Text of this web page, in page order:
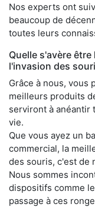
Nos experts ont
beaucoup de
toutes leurs
Quelle s'avère
l'invasion des
Grâce à nous, vous
meilleurs produits
serviront à anéantir
vie.
Que vous ayez un
commercial, la
des souris, c'est de
Nous sommes
dispositifs comme
passage à ces